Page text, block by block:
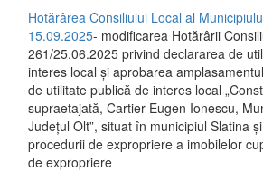
Hotărârea Consiliului Local al
15.09.2025- modificarea Hotărârii
261/25.06.2025 privind declararea de
interes local și aprobarea
de utilitate publică de interes local
supraetajată, Cartier Eugen Ionescu,
Județul Olt”, situat în municipiul Slatina
procedurii de expropriere a imobilelor
de expropriere